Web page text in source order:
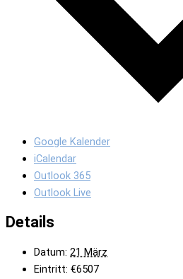
Google Kalender
iCalendar
Outlook 365
Outlook Live
Details
Datum: 21 März
Eintritt: €6507